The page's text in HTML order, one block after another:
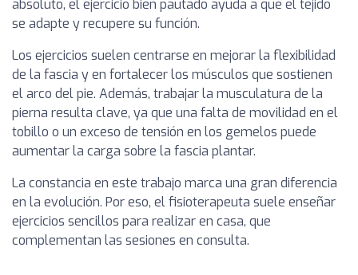
absoluto, el ejercicio bien pautado ayuda a que el tejido
se adapte y recupere su función.
Los ejercicios suelen centrarse en mejorar la flexibilidad
de la fascia y en fortalecer los músculos que sostienen
el arco del pie. Además, trabajar la musculatura de la
pierna resulta clave, ya que una falta de movilidad en el
tobillo o un exceso de tensión en los gemelos puede
aumentar la carga sobre la fascia plantar.
La constancia en este trabajo marca una gran diferencia
en la evolución. Por eso, el fisioterapeuta suele enseñar
ejercicios sencillos para realizar en casa, que
complementan las sesiones en consulta.